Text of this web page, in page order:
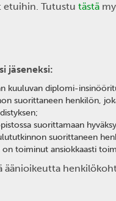
etuihin. Tutustutästä
jäseneksi:
kuuluvan diplomi-
suorittaneen henkilön,
suorittamaan
suorittaneen
toiminut ansiokkaasti
äänioikeutta